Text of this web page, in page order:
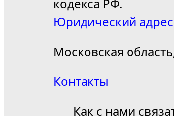
кодекса РФ.
Юридический
Московская
Контакты
Как с нами